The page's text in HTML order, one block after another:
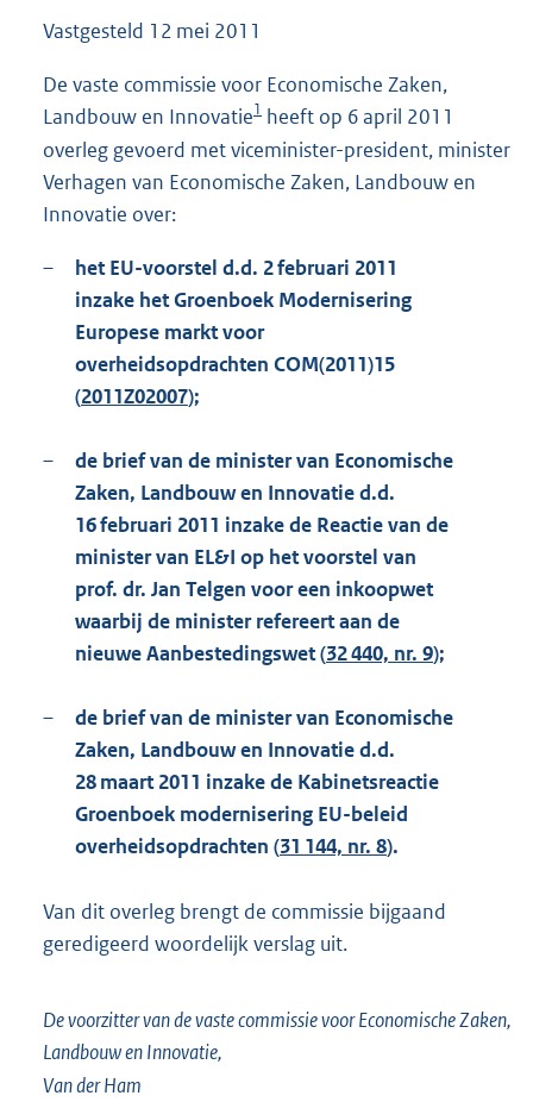
7
Vastgesteld 12 mei 2011
De vaste commissie voor Economische Zaken,
Landbouw en Innovatie1 heeft op 6 april 2011
overleg gevoerd met viceminister-president, minister
Verhagen van Economische Zaken, Landbouw en
Innovatie over:
–
het EU-voorstel d.d. 2 februari 2011
inzake het Groenboek Modernisering
Europese markt voor
overheidsopdrachten COM(2011)15
(2011Z02007);
–
de brief van de minister van Economische
Zaken, Landbouw en Innovatie d.d.
16 februari 2011 inzake de Reactie van de
minister van EL&I op het voorstel van
prof. dr. Jan Telgen voor een inkoopwet
waarbij de minister refereert aan de
nieuwe Aanbestedingswet (32 440, nr. 9);
–
de brief van de minister van Economische
Zaken, Landbouw en Innovatie d.d.
28 maart 2011 inzake de Kabinetsreactie
Groenboek modernisering EU-beleid
overheidsopdrachten (31 144, nr. 8).
Van dit overleg brengt de commissie bijgaand
geredigeerd woordelijk verslag uit.
De voorzitter van de vaste commissie voor Economische Zaken,
Landbouw en Innovatie,
Van der Ham